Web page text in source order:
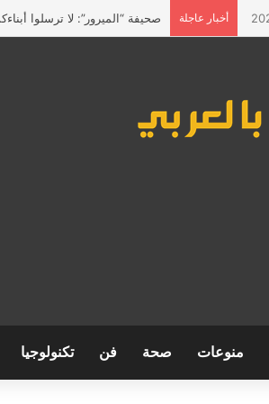
أخبار عاجلة صحيفة “الميرور”: لا ترسلوا
منوعات صحة فن تكنولوجيا